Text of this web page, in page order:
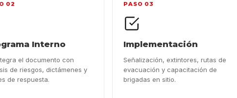
02
Interno
el documento con
de riesgos, dictámenes y
de respuesta.
PASO 03
Implementación
Señalización, extintores, rutas de
evacuación y capacitación de
brigadas en sitio.